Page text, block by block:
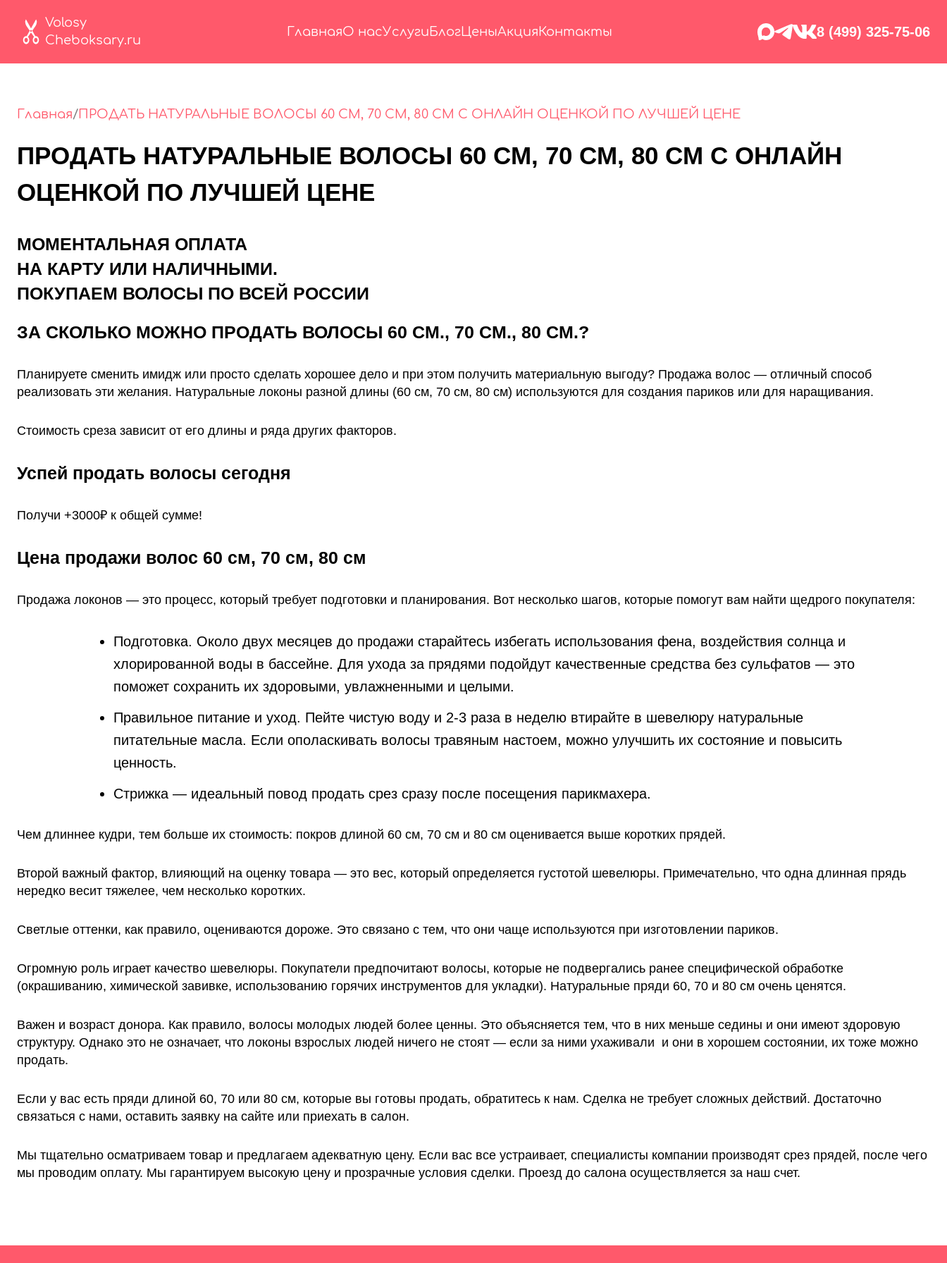
Volosy
Cheboksary.ru
ГлавнаяО насУслуги БлогЦеныАкция Контакты 8 (499) 325-75-06
Главная/ПРОДАТЬ НАТУРАЛЬНЫЕ ВОЛОСЫ 60 СМ, 70 СМ, 80 СМ С ОНЛАЙН ОЦЕНКОЙ ПО ЛУЧШЕЙ ЦЕНЕ
ПРОДАТЬ НАТУРАЛЬНЫЕ ВОЛОСЫ 60 СМ, 70 СМ, 80 СМ С ОНЛАЙН
ОЦЕНКОЙ ПО ЛУЧШЕЙ ЦЕНЕ
МОМЕНТАЛЬНАЯ ОПЛАТА
НА КАРТУ ИЛИ НАЛИЧНЫМИ.
ПОКУПАЕМ ВОЛОСЫ ПО ВСЕЙ РОССИИ
ЗА СКОЛЬКО МОЖНО ПРОДАТЬ ВОЛОСЫ 60 СМ., 70 СМ., 80 СМ.?
Планируете сменить имидж или просто сделать хорошее дело и при этом получить материальную выгоду? Продажа волос — отличный способ
реализовать эти желания. Натуральные локоны разной длины (60 см, 70 см, 80 см) используются для создания париков или для наращивания.
Стоимость среза зависит от его длины и ряда других факторов.
Успей продать волосы сегодня
Получи +3000₽ к общей сумме!
Цена продажи волос 60 см, 70 см, 80 см
Продажа локонов — это процесс, который требует подготовки и планирования. Вот несколько шагов, которые помогут вам найти щедрого покупателя:
Подготовка. Около двух месяцев до продажи старайтесь избегать использования фена, воздействия солнца и
хлорированной воды в бассейне. Для ухода за прядями подойдут качественные средства без сульфатов — это
поможет сохранить их здоровыми, увлажненными и целыми.
Правильное питание и уход. Пейте чистую воду и 2-3 раза в неделю втирайте в шевелюру натуральные
питательные масла. Если ополаскивать волосы травяным настоем, можно улучшить их состояние и повысить
ценность.
Стрижка — идеальный повод продать срез сразу после посещения парикмахера.
Чем длиннее кудри, тем больше их стоимость: покров длиной 60 см, 70 см и 80 см оценивается выше коротких прядей.
Второй важный фактор, влияющий на оценку товара — это вес, который определяется густотой шевелюры. Примечательно, что одна длинная прядь
нередко весит тяжелее, чем несколько коротких.
Светлые оттенки, как правило, оцениваются дороже. Это связано с тем, что они чаще используются при изготовлении париков.
Огромную роль играет качество шевелюры. Покупатели предпочитают волосы, которые не подвергались ранее специфической обработке
(окрашиванию, химической завивке, использованию горячих инструментов для укладки). Натуральные пряди 60, 70 и 80 см очень ценятся.
Важен и возраст донора. Как правило, волосы молодых людей более ценны. Это объясняется тем, что в них меньше седины и они имеют здоровую
структуру. Однако это не означает, что локоны взрослых людей ничего не стоят — если за ними ухаживали и они в хорошем состоянии, их тоже можно
продать.
Если у вас есть пряди длиной 60, 70 или 80 см, которые вы готовы продать, обратитесь к нам. Сделка не требует сложных действий. Достаточно
связаться с нами, оставить заявку на сайте или приехать в салон.
Мы тщательно осматриваем товар и предлагаем адекватную цену. Если вас все устраивает, специалисты компании производят срез прядей, после чего
мы проводим оплату. Мы гарантируем высокую цену и прозрачные условия сделки. Проезд до салона осуществляется за наш счет.